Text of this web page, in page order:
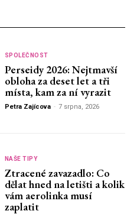
SPOLEČNOST
Perseidy 2026: Nejtmavší
obloha za deset let a tři
místa, kam za ní vyrazit
Petra Zajícova - 7 srpna, 2026
NAŠE TIPY
Ztracené zavazadlo: Co
dělat hned na letišti a kolik
vám aerolinka musí
zaplatit